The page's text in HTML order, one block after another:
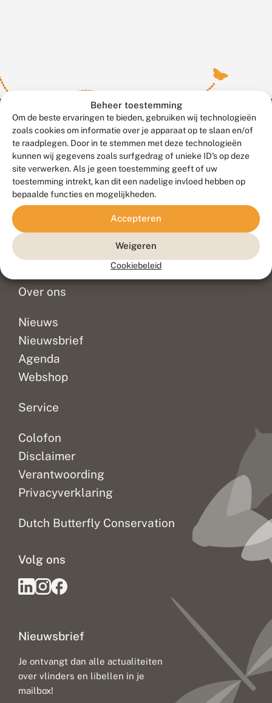
Beheer toestemming
Om de beste ervaringen te bieden, gebruiken wij technologieën
zoals cookies om informatie over je apparaat op te slaan en/of
te raadplegen. Door in te stemmen met deze technologieën
kunnen wij gegevens zoals surfgedrag of unieke ID's op deze
site verwerken. Als je geen toestemming geeft of uw
toestemming intrekt, kan dit een nadelige invloed hebben op
bepaalde functies en mogelijkheden.
Accepteren
Weigeren
Cookiebeleid
Contact
Veelgestelde vragen
Doneer
Over ons
Nieuws
Nieuwsbrief
Agenda
Webshop
Service
Colofon
Disclaimer
Verantwoording
Privacyverklaring
Dutch Butterfly Conservation
Nieuwsbrief
Je ontvangt dan alle actualiteiten
over vlinders en libellen in je
mailbox!
Volg ons
Meld waarnemingen© 2026 Vlinderstichting
Duurzaam ontwikkeld door
Go2People
, ontworpen door
Blue Field Agency
Privacy
Disclaimer
Sitemap